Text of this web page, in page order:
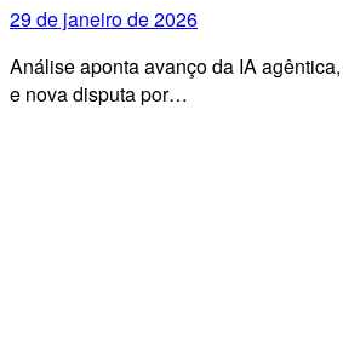
29 de janeiro de 2026
Análise aponta avanço da IA
e nova disputa por…